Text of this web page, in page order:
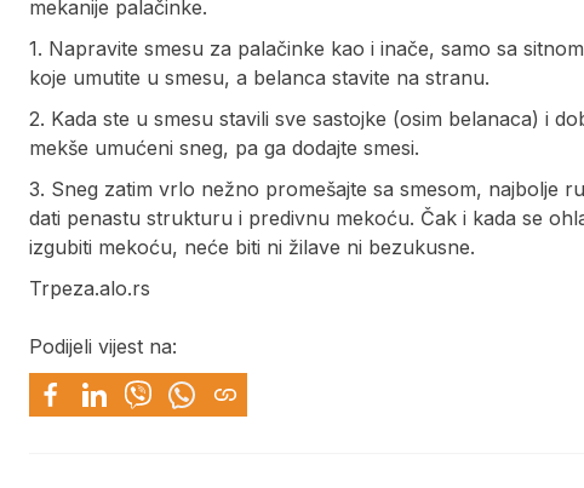
mekanije palačinke.
1. Napravite smesu za palačinke kao i inače, samo sa
koje umutite u smesu, a belanca stavite na stranu.
2. Kada ste u smesu stavili sve sastojke (osim belanaca) i
mekše umućeni sneg, pa ga dodajte smesi.
3. Sneg zatim vrlo nežno promešajte sa smesom, najbolje
dati penastu strukturu i predivnu mekoću. Čak i kada se
izgubiti mekoću, neće biti ni žilave ni bezukusne.
Trpeza.alo.rs
Podijeli vijest na: